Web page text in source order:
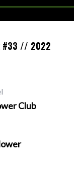
#33 // 2022
Club